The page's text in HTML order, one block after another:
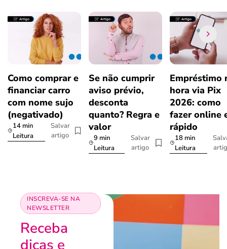
Como comprar e
financiar carro
com nome sujo
(negativado)
14 min
Leitura
Salvar
artigo
Se não cumprir
aviso prévio,
desconta
quanto? Regra e
valor
9 min
Leitura
Salvar
artigo
Empréstimo
hora via Pix
2026: como
fazer online
rápido
18 min
Leitura
INSCREVA-SE NA
NEWSLETTER
Receba
dicas e